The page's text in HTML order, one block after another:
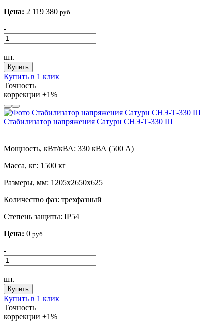
Цена: 2 119 380 руб.
-
+
шт.
Купить
Купить в 1 клик
Tочность
коррекции ±1%
Стабилизатор напряжения Сатурн СНЭ-Т-330 Ш
Мощность, кВт/кВА: 330 кВА (500 А)
Масса, кг: 1500 кг
Размеры, мм: 1205х2650х625
Количество фаз: трехфазный
Степень защиты: IP54
Цена: 0 руб.
-
+
шт.
Купить
Купить в 1 клик
Tочность
коррекции ±1%